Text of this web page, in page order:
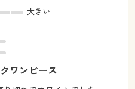
大きい
ワンピース